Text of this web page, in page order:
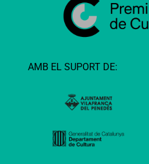
AMB EL SUPORT DE: